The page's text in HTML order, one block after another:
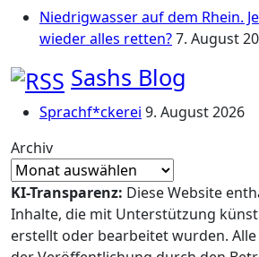
Niedrigwasser auf dem Rhein.
wieder alles retten?7. August
Sashs Blog
Sprachf*ckerei 9. August 2026
Archiv
KI-Transparenz: Diese Website
Inhalte, die mit Unterstützung
erstellt oder bearbeitet wurden.